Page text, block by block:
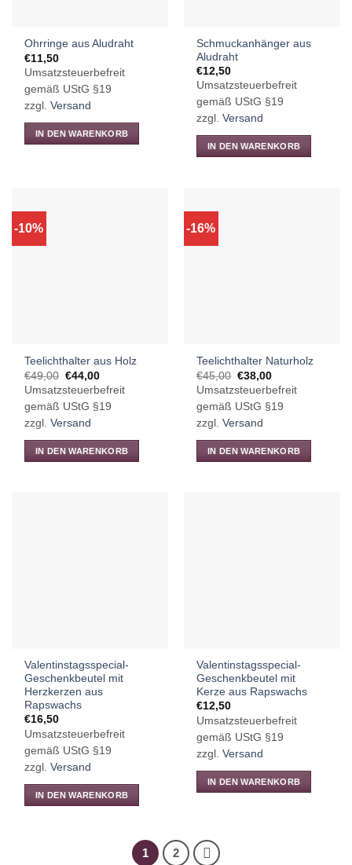
Ohrringe aus Aludraht
€11,50
Umsatzsteuerbefreit
gemäß UStG §19
zzgl.Versand
IN DEN WARENKORB
Schmuckanhänger aus
Aludraht
€12,50
Umsatzsteuerbefreit
gemäß UStG §19
zzgl.Versand
IN DEN WARENKORB
-10%
Teelichthalter aus Holz
€49,00 Ursprünglicher
Preis
war:
€49,00
€44,00Aktueller
Preis
ist:
€44,00.
Umsatzsteuerbefreit
gemäß UStG §19
zzgl.Versand
IN DEN WARENKORB
-16%
Teelichthalter Naturholz
€45,00 Ursprünglicher
Preis
war:
€45,00
€38,00Aktueller
Preis
ist:
€38,00.
Umsatzsteuerbefreit
gemäß UStG §19
zzgl.Versand
IN DEN WARENKORB
Valentinstagsspecial-
Geschenkbeutel mit
Herzkerzen aus
Rapswachs
€16,50
Umsatzsteuerbefreit
gemäß UStG §19
zzgl.Versand
IN DEN WARENKORB
Valentinstagsspecial-
Geschenkbeutel mit
Kerze aus Rapswachs
€12,50
Umsatzsteuerbefreit
gemäß UStG §19
zzgl.Versand
IN DEN WARENKORB
1 2